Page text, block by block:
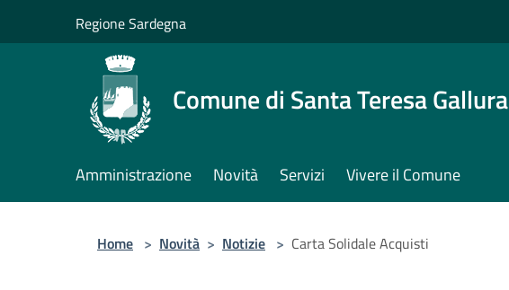
Regione Sardegna
Comune di Santa Teresa Gallura
Amministrazione Novità Servizi Vivere il Comune
Home > Novità > Notizie > Carta Solidale Acquisti